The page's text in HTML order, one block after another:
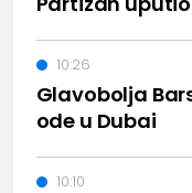
Glavobolja
ode u Dubai
10:26
10:10